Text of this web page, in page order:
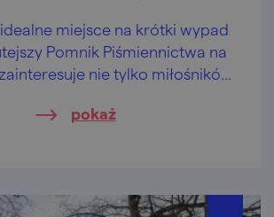
miejsce na krótki wypad
Pomnik Piśmiennictwa na
nie tylko miłośników
pokaż